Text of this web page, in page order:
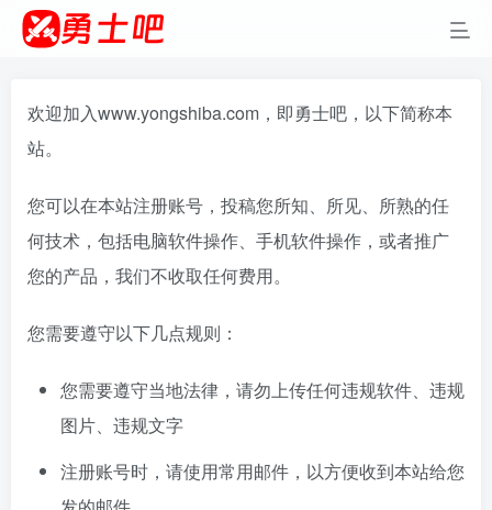
欢迎加入www.yongshiba.com，即勇士吧，以下简称本
站。
您可以在本站注册账号，投稿您所知、所见、所熟的任
何技术，包括电脑软件操作、手机软件操作，或者推广
您的产品，我们不收取任何费用。
您需要遵守以下几点规则：
您需要遵守当地法律，请勿上传任何违规软件、违规
图片、违规文字
注册账号时，请使用常用邮件，以方便收到本站给您